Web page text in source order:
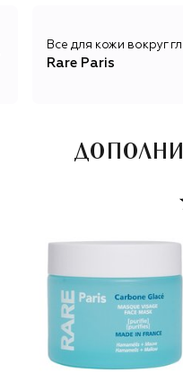
Все для кожи вокруг
Rare Paris